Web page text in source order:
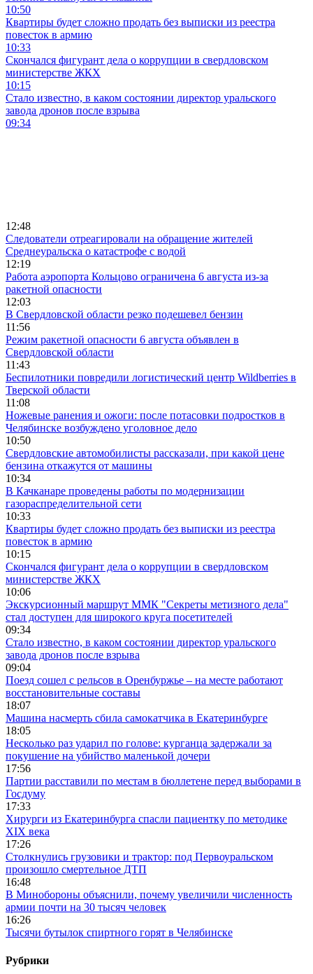
10:50
Квартиры будет сложно продать без выписки из реестра
повесток в армию
10:33
Скончался фигурант дела о коррупции в свердловском
министерстве ЖКХ
10:15
Стало известно, в каком состоянии директор уральского
завода дронов после взрыва
09:34
12:48
Следователи отреагировали на обращение жителей
Среднеуральска о катастрофе с водой
12:19
Работа аэропорта Кольцово ограничена 6 августа из-за
ракетной опасности
12:03
В Свердловской области резко подешевел бензин
11:56
Режим ракетной опасности 6 августа объявлен в
Свердловской области
11:43
Беспилотники повредили логистический центр Wildberries в
Тверской области
11:08
Ножевые ранения и ожоги: после потасовки подростков в
Челябинске возбуждено уголовное дело
10:50
Свердловские автомобилисты рассказали, при какой цене
бензина откажутся от машины
10:34
В Качканаре проведены работы по модернизации
газораспределительной сети
10:33
Квартиры будет сложно продать без выписки из реестра
повесток в армию
10:15
Скончался фигурант дела о коррупции в свердловском
министерстве ЖКХ
10:06
Экскурсионный маршрут ММК "Секреты метизного дела"
стал доступен для широкого круга посетителей
09:34
Стало известно, в каком состоянии директор уральского
завода дронов после взрыва
09:04
Поезд сошел с рельсов в Оренбуржье – на месте работают
восстановительные составы
18:07
Машина насмерть сбила самокатчика в Екатеринбурге
18:05
Несколько раз ударил по голове: курганца задержали за
покушение на убийство маленькой дочери
17:56
Партии расставили по местам в бюллетене перед выборами в
Госдуму
17:33
Хирурги из Екатеринбурга спасли пациентку по методике
XIX века
17:26
Столкнулись грузовики и трактор: под Первоуральском
произошло смертельное ДТП
16:48
В Минобороны объяснили, почему увеличили численность
армии почти на 30 тысяч человек
16:26
Тысячи бутылок спиртного горят в Челябинске
Рубрики